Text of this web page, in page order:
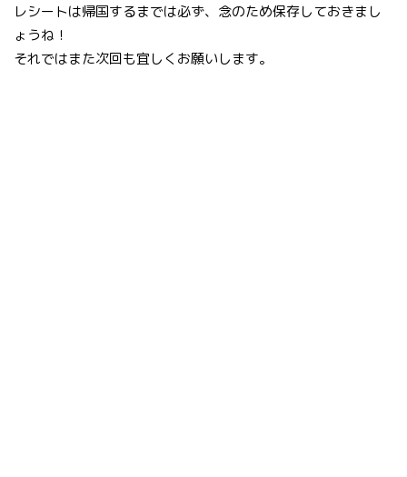
レシートは帰国するまでは必ず、念のため保存しておきまし
ょうね！
それではまた次回も宜しくお願いします。